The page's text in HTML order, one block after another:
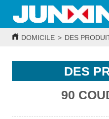
DOMICILE > DES
DES
90